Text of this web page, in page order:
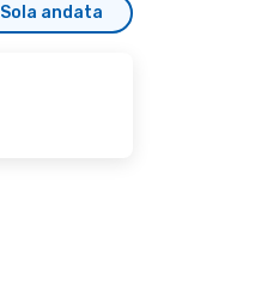
Sola andata